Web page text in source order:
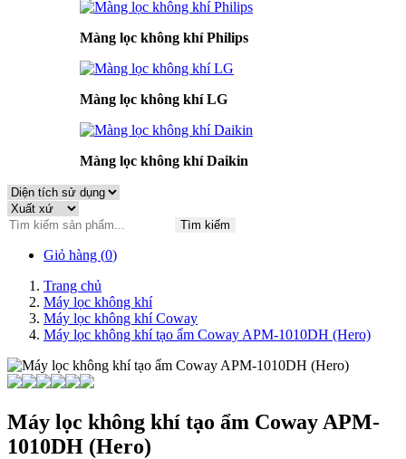
Màng lọc không khí Philips
Màng lọc không khí LG
Màng lọc không khí Daikin
Tìm kiếm
Giỏ hàng (0)
Trang chủ
Máy lọc không khí
Máy lọc không khí Coway
Máy lọc không khí tạo ẩm Coway APM-1010DH (Hero)
Máy lọc không khí tạo ẩm Coway APM-
1010DH (Hero)